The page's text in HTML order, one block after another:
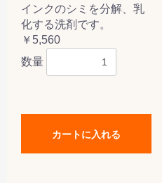
インクのシミを分解、乳
化する洗剤です。
￥5,560
数量
カートに入れる